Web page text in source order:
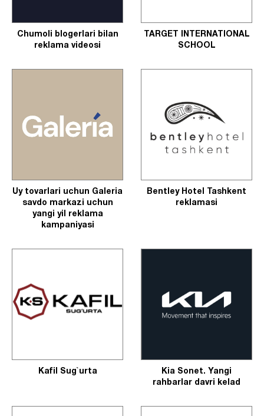
Chumoli blogerlari bilan
reklama videosi
TARGET INTERNATIONAL
SCHOOL
Uy tovarlari uchun Galeria
savdo markazi uchun
yangi yil reklama
kampaniyasi
Bentley Hotel Tashkent
reklamasi
Kafil Sug`urta
Kia Sonet. Yangi
rahbarlar davri kelad